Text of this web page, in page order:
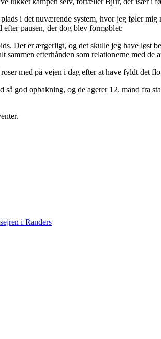
i det nuværende system, hvor jeg føler
pausen, der dog blev formøblet:
Det er ærgerligt, og det skulle jeg have løst
efterhånden som relationerne med
med på vejen i dag efter at have fyldt det
god opbakning, og de agerer 12. mand fra
i Randers